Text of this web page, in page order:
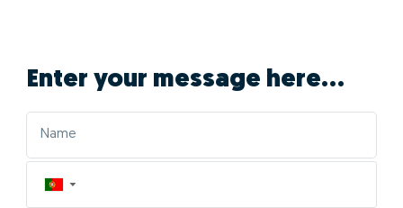
Enter your message here...
▼